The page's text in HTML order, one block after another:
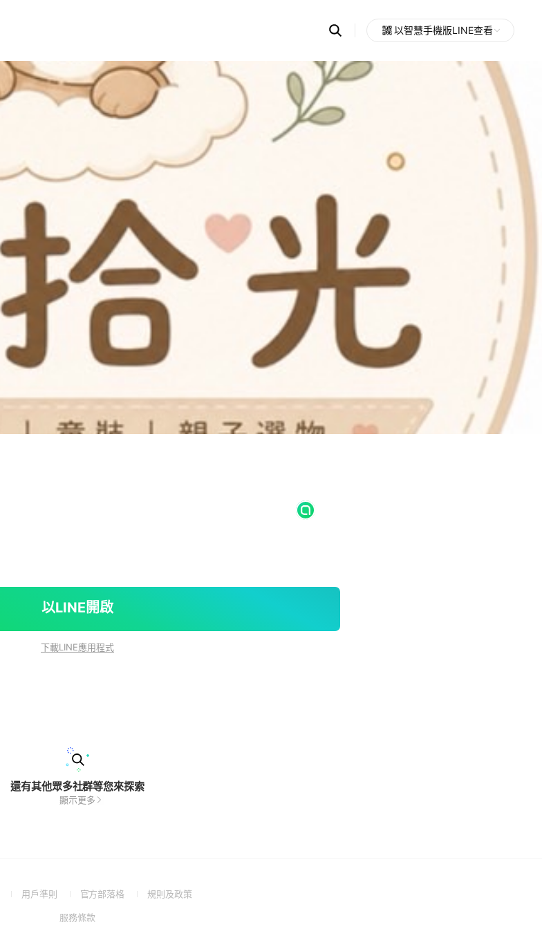
Search
OpenChats
messages
search
area
以智慧手機版LINE查看
以LINE開啟
下載LINE應用程式
還有其他眾多社群等您來探索
顯示更多
(Open用戶準則
(Open
a
官方部落格
(Open規則及政策(Open
服務條款(Open